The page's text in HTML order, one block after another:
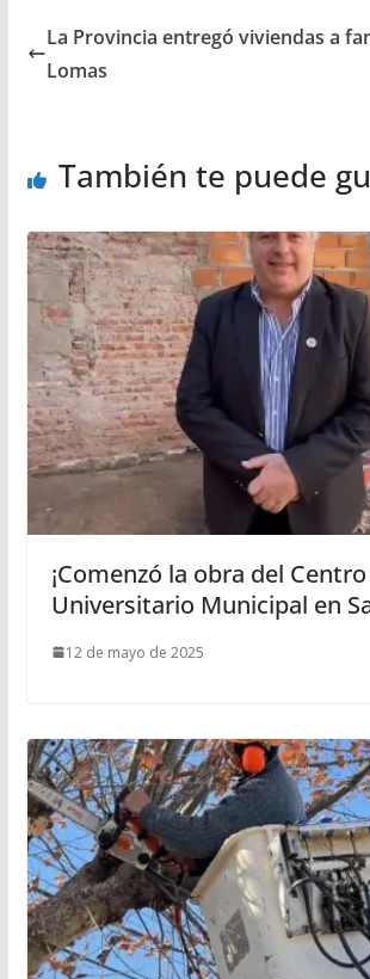
La Provincia entregó viviendas a
Lomas
También te puede
¡Comenzó la obra del Centro
Universitario Municipal en
12 de mayo de 2025